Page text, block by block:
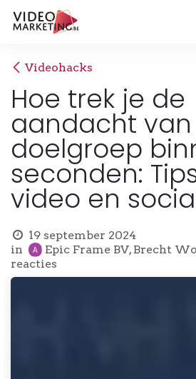
Overslaan naar inhoud
Videohacks
Hoe trek je de
aandacht
doelgroep
seconden:
video en
19 september 2024
in
Epic Frame BV, Brecht
reacties